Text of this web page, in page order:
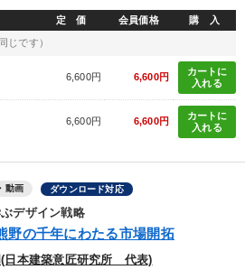
定 価 会員価格 購 入
じです）
6,600円 6,600円
カートに
入れる
6,600円 6,600円
カートに
入れる
動画 ダウンロード対応
デザイン戦略
野の千年にわたる市場開拓
(日本建築意匠研究所 代表)